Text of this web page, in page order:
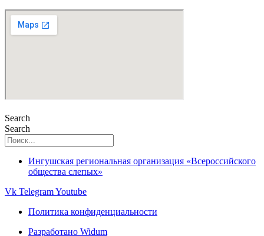
Search
Search
Ингушская региональная организация «Всероссийского
общества слепых»
Vk TelegramYoutube
Политика конфиденциальности
Разработано Widum